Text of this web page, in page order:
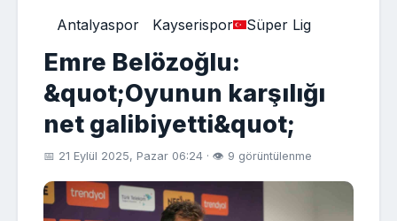
Antalyaspor Kayserispor Süper Lig
Emre Belözoğlu:
&quot;Oyunun karşılığı
net galibiyetti&quot;
📅 21 Eylül 2025, Pazar 06:24 · 👁 9 görüntülenme